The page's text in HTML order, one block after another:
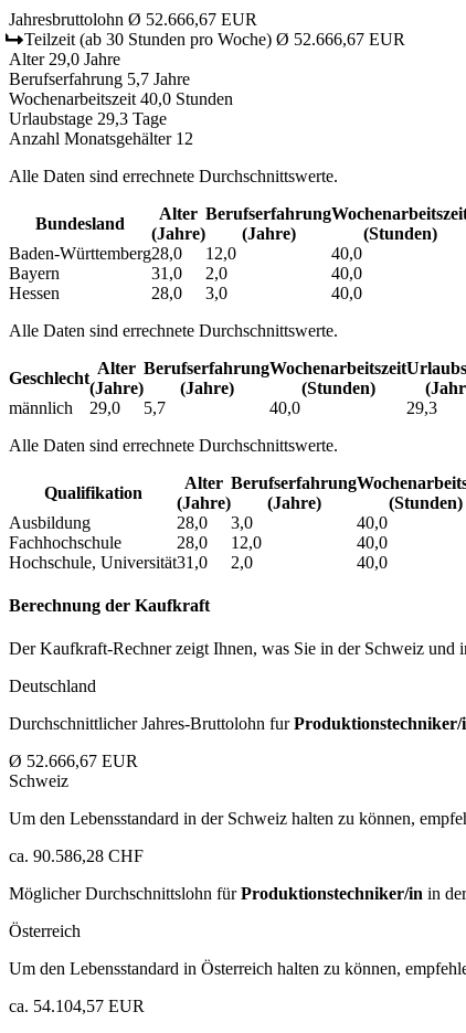
Jahresbruttolohn Ø 52.666,67 EUR
Teilzeit (ab 30 Stunden pro Woche) Ø 52.666,67 EUR
Alter 29,0 Jahre
Berufserfahrung 5,7 Jahre
Wochenarbeitszeit 40,0 Stunden
Urlaubstage 29,3 Tage
Anzahl Monatsgehälter 12
Alle Daten sind errechnete Durchschnittswerte.
Bundesland
Alter
(Jahre)
Berufs­erfahrung
(Jahre)
(Stunden)
Baden-Württemberg28,0 12,0 40,0
Bayern
31,0 2,0 40,0
Hessen
28,0 3,0 40,0
Alle Daten sind errechnete Durchschnittswerte.
Geschlecht
Alter
(Jahre)
Berufs­erfahrung
(Jahre)
Wochen­arbeitszeit
(Stunden)
männlich
29,0 5,7 40,0 29,3
Alle Daten sind errechnete Durchschnittswerte.
Qualifikation
Alter
(Jahre)
Berufs­erfahrung
(Jahre)
(Stunden)
Ausbildung
28,0 3,0 40,0
Fachhochschule
28,0 12,0 40,0
Hochschule, Universität31,0 2,0 40,0
Berechnung der Kaufkraft
Der Kaufkraft-Rechner zeigt Ihnen, was Sie in der Schweiz und
Deutschland
Durchschnittlicher Jahres-Bruttolohn furProduktionstechniker/
Ø 52.666,67 EUR
Schweiz
Um den Lebensstandard in der Schweiz halten zu können,
ca. 90.586,28 CHF
Möglicher Durchschnittslohn fürProduktionstechniker/in in
Österreich
Um den Lebensstandard in Österreich halten zu können,
ca. 54.104,57 EUR